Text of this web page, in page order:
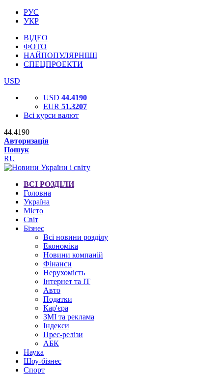
РУС
УКР
ВІДЕО
ФОТО
НАЙПОПУЛЯРНІШІ
СПЕЦПРОЕКТИ
USD
USD 44.4190
EUR 51.3207
Всі курси валют
44.4190
Авторизація
Пошук
RU
ВСІ РОЗДІЛИ
Головна
Україна
Місто
Світ
Бізнес
Всі новини розділу
Економіка
Новини компаній
Фінанси
Нерухомість
Інтернет та IT
Авто
Податки
Кар'єра
ЗМІ та реклама
Індекси
Прес-релізи
АБК
Наука
Шоу-бізнес
Спорт